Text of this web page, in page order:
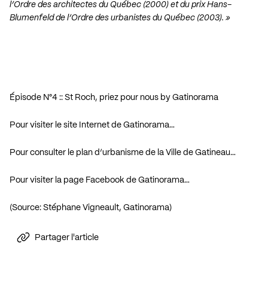
l’Ordre des architectes du Québec (2000) et du prix Hans-
Blumenfeld de l’Ordre des urbanistes du Québec (2003). »
Épisode N°4 :: St Roch, priez pour nous by Gatinorama
Pour visiter le site Internet de Gatinorama…
Pour consulter le plan d’urbanisme de la Ville de Gatineau…
Pour visiter la page Facebook de Gatinorama…
(Source: Stéphane Vigneault, Gatinorama)
Partager l'article